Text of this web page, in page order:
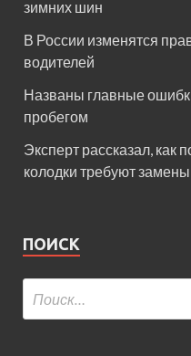
зимних шин
В России изменятся
водителей
Названы главные
пробегом
Эксперт рассказал, как
колодки требуют замены
ПОИСК